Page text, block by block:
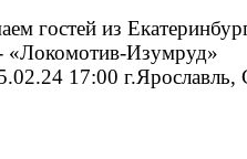
гостей из
«Локомотив-Изумруд»
17:00